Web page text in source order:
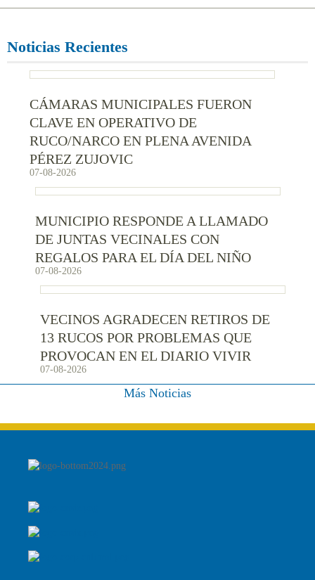
Noticias Recientes
CÁMARAS MUNICIPALES FUERON
CLAVE EN OPERATIVO DE
RUCO/NARCO EN PLENA AVENIDA
PÉREZ ZUJOVIC
07-08-2026
MUNICIPIO RESPONDE A LLAMADO
DE JUNTAS VECINALES CON
REGALOS PARA EL DÍA DEL NIÑO
07-08-2026
VECINOS AGRADECEN RETIROS DE
13 RUCOS POR PROBLEMAS QUE
PROVOCAN EN EL DIARIO VIVIR
07-08-2026
Más Noticias